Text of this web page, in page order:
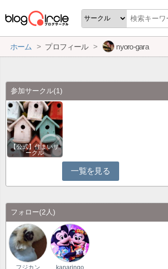
ホーム プロフィール nyoro-gara
参加サークル(1)
【公式】住まいサ
ークル
一覧を見る
フォロー(2人)
フジカン kanaringo